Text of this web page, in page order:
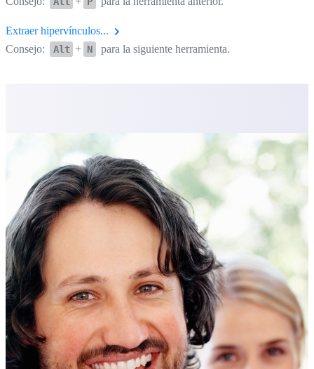
Extraer hipervínculos...
Consejo:
Alt + N para la siguiente herramienta.